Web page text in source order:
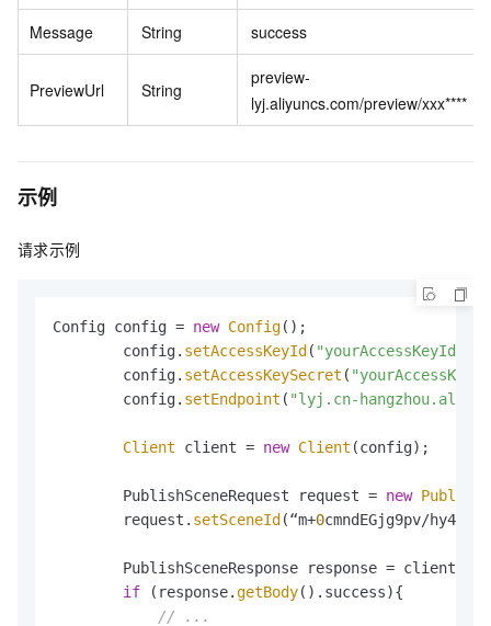
Message String success
PreviewUrl String
preview-
lyj.aliyuncs.com/preview/xxx****
示例
请求示例
Config config = new Config();
        config.
setAccessKeyId( "yourAccessKeyId"
        config.
setAccessKeySecret (
        config.
setEndpoint ( "lyj.cn-
Client client = new Client (config);
        PublishSceneRequest request =
new
        request.
setSceneId(“m+0cmndEGjg9pv/
        PublishSceneResponse response = client.
if (response.getBody().success){
// ...